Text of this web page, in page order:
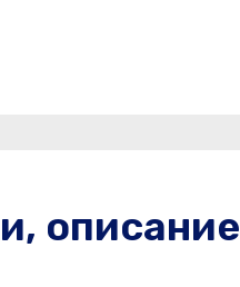
описание